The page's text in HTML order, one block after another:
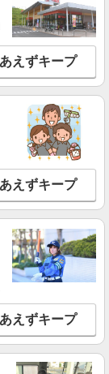
験不問)募集♪食
い有/週払い有/交
を見る
ベートも諦めな
い有/週払い有/交
を見る
太田市・館林市
えずキープ
えずキープ
岩槻区・久喜市・
えずキープ